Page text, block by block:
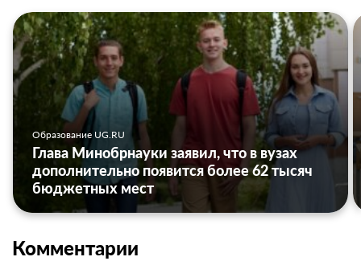
Образование UG.RU
Глава Минобрнауки заявил, что в вузах
дополнительно появится более 62 тысяч
бюджетных мест
Комментарии